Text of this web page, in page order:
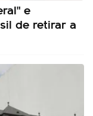
e
de retirar a